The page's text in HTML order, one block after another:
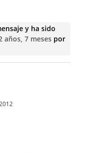
y ha sido
años, 7 mesespor